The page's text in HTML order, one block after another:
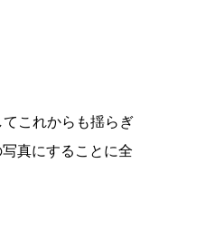
これからも揺らぎ
真にすることに全